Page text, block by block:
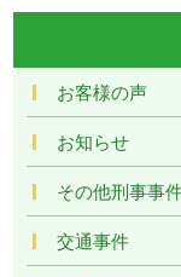
お客様の声
お知らせ
その他刑事事
交通事件